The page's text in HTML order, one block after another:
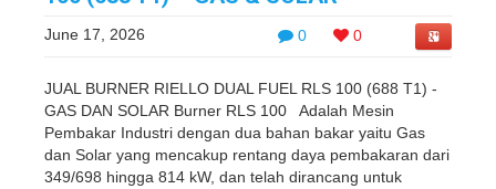
0 0
June 17, 2026
JUAL BURNER RIELLO DUAL FUEL RLS 100 (688 T1) -
GAS DAN SOLAR Burner RLS 100 Adalah Mesin
Pembakar Industri dengan dua bahan bakar yaitu Gas
dan Solar yang mencakup rentang daya pembakaran dari
349/698 hingga 814 kW, dan telah dirancang untuk